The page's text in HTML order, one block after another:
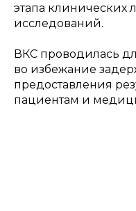
этапа клинических
исследований.
ВКС проводилась
во избежание
предоставления
пациентам и